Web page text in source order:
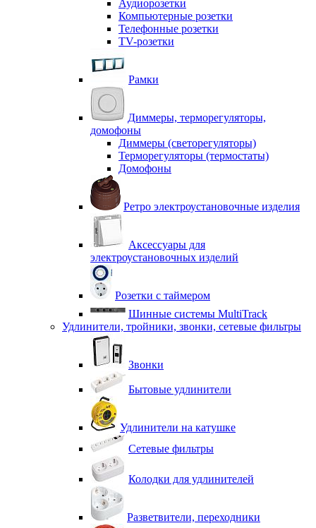
Аудиорозетки
Компьютерные розетки
Телефонные розетки
TV-розетки
Рамки
Диммеры, терморегуляторы,
домофоны
Диммеры (светорегуляторы)
Терморегуляторы (термостаты)
Домофоны
Ретро электроустановочные изделия
Аксессуары для
электроустановочных изделий
Розетки с таймером
Шинные системы MultiTrack
Удлинители, тройники, звонки, сетевые фильтры
Звонки
Бытовые удлинители
Удлинители на катушке
Сетевые фильтры
Колодки для удлинителей
Разветвители, переходники